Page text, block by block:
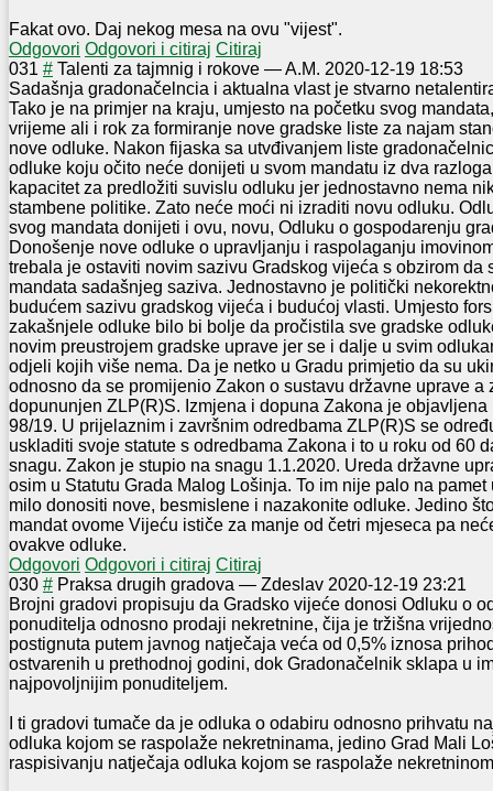
Fakat ovo. Daj nekog mesa na ovu "vijest".
Odgovori Odgovori i citiraj Citiraj
031 # Talenti za tajmnig i rokove —A.M. 2020-12-19 18:53
Sadašnja gradonačelncia i aktualna vlast je stvarno
Tako je na primjer na kraju, umjesto na početku svog
vrijeme ali i rok za formiranje nove gradske liste za najam
nove odluke. Nakon fijaska sa utvđivanjem liste
odluke koju očito neće donijeti u svom mandatu iz dva
kapacitet za predložiti suvislu odluku jer jednostavno nema
stambene politike. Zato neće moći ni izraditi novu odluku.
svog mandata donijeti i ovu, novu, Odluku o gospodarenju
Donošenje nove odluke o upravljanju i raspolaganju
trebala je ostaviti novim sazivu Gradskog vijeća s obzirom da
mandata sadašnjeg saziva. Jednostavno je politički
budućem sazivu gradskog vijeća i budućoj vlasti. Umjesto
zakašnjele odluke bilo bi bolje da pročistila sve gradske
novim preustrojem gradske uprave jer se i dalje u svim
odjeli kojih više nema. Da je netko u Gradu primjetio da su
odnosno da se promijenio Zakon o sustavu državne uprave
dopununjen ZLP(R)S. Izmjena i dopuna Zakona je objavljena
98/19. U prijelaznim i završnim odredbama ZLP(R)S se
uskladiti svoje statute s odredbama Zakona i to u roku od 60
snagu. Zakon je stupio na snagu 1.1.2020. Ureda državne
osim u Statutu Grada Malog Lošinja. To im nije palo na
milo donositi nove, besmislene i nazakonite odluke. Jedino
mandat ovome Vijeću ističe za manje od četri mjeseca pa
ovakve odluke.
Odgovori Odgovori i citiraj Citiraj
030 # Praksa drugih gradova — Zdeslav 2020-12-19 23:21
Brojni gradovi propisuju da Gradsko vijeće donosi Odluku o
ponuditelja odnosno prodaji nekretnine, čija je tržišna
postignuta putem javnog natječaja veća od 0,5% iznosa
ostvarenih u prethodnoj godini, dok Gradonačelnik sklapa u
najpovoljnijim ponuditeljem.
I ti gradovi tumače da je odluka o odabiru odnosno prihvatu
odluka kojom se raspolaže nekretninama, jedino Grad Mali
raspisivanju natječaja odluka kojom se raspolaže